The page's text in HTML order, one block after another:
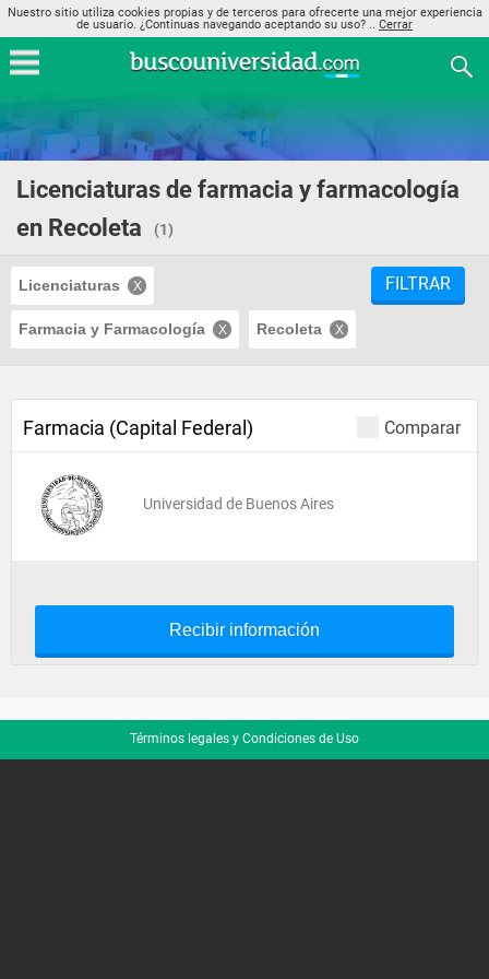
Nuestro sitio utiliza cookies propias y de terceros para ofrecerte una mejor experiencia
de usuario. ¿Continuas navegando aceptando su uso? .. Cerrar
Licenciaturas de farmacia y farmacología
en Recoleta
(1)
Licenciaturas
Farmacia y Farmacología Recoleta
FILTRAR
Comparar
Farmacia (Capital Federal)
Universidad de Buenos Aires
Recibir información
Términos legales y Condiciones de Uso